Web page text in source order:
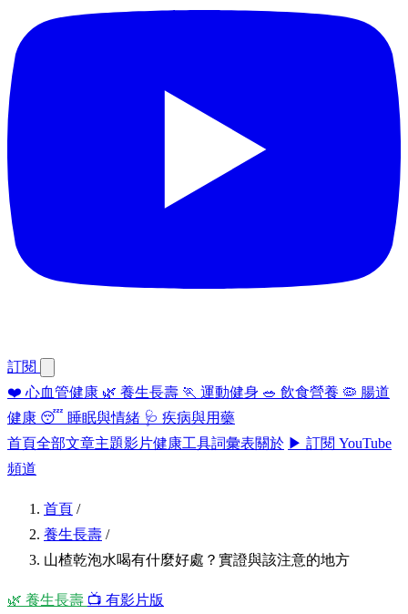
訂閱
❤️ 心血管健康 🌿 養生長壽 🏃 運動健身 🥗 飲食營養 🦠 腸道
健康 😴 睡眠與情緒 🩺 疾病與用藥
首頁全部文章主題影片健康工具詞彙表關於 ▶ 訂閱 YouTube
頻道
首頁 /
養生長壽 /
山楂乾泡水喝有什麼好處？實證與該注意的地方
🌿 養生長壽 📺 有影片版